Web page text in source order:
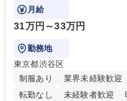
い方にお勧めの環境です！
月給
31万円～33万円
勤務地
東京都渋谷区
制服あり
業界未経験歓迎
転勤なし
未経験者歓迎